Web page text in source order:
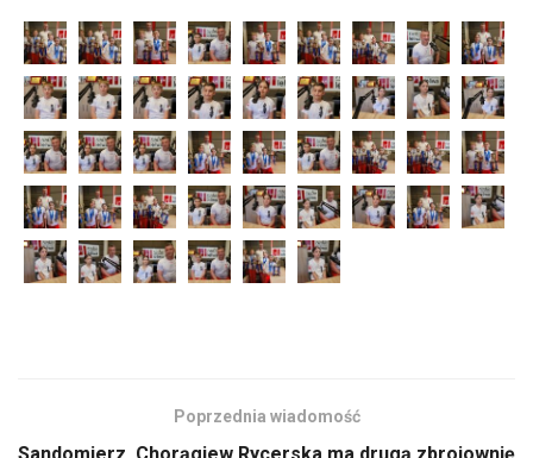
Poprzednia wiadomość
Sandomierz. Chorągiew Rycerska ma drugą zbrojownię